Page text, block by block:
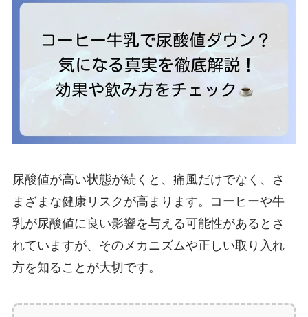
尿酸値が高い状態が続くと、痛風だけでなく、さ
まざまな健康リスクが高まります。コーヒーや牛
乳が尿酸値に良い影響を与える可能性があるとさ
れていますが、そのメカニズムや正しい取り入れ
方を知ることが大切です。